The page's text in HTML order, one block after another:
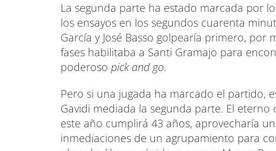
La segunda parte ha estado marcada por
los ensayos en los segundos cuarenta
García y José Basso golpearía primero,
fases habilitaba a Santi Gramajo para
poderoso pick and go.
Pero si una jugada ha marcado el partido,
Gavidi mediada la segunda parte. El eterno
este año cumplirá 43 años, aprovecharía
inmediaciones de un agrupamiento para